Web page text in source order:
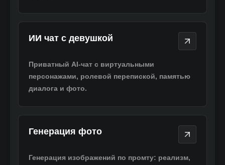
ИИ чат с девушкой
ИИ чат с девушкой
Приватный AI-чат с виртуальными
персонажами, ролевой перепиской, памятью
диалога и фото.
Генерация фото
Генерация фото
Генерация изображений по промту: реализм,